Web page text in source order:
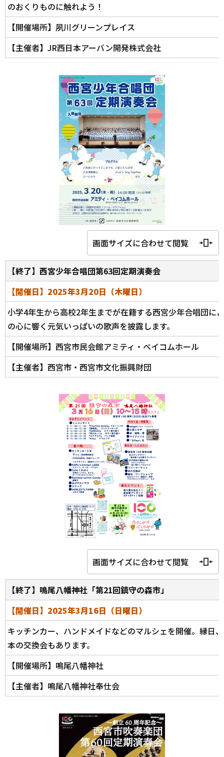
のおくりものに触れよう！
【開催場所】夙川グリーンプレイス
【主催者】JR西日本アーバン開発株式会社
画面サイズに合わせて閲覧
【終了】西宮少年合唱団第63回定期演奏会
【開催日】2025年3月20日（木曜日）
小学4年生から高校2年生までが在籍する西宮少年合唱団に
の心に響く元気いっぱいの歌声を披露します。
【開催場所】西宮市民会館アミティ・ベイコムホール
【主催者】西宮市・西宮市文化振興財団
画面サイズに合わせて閲覧
【終了】鳴尾八幡神社「第21回鎮守の森市」
【開催日】2025年3月16日（日曜日）
キッチンカー、ハンドメイドなどのマルシェを開催。縁日
本の交換会もあります。
【開催場所】鳴尾八幡神社
【主催者】鳴尾八幡神社奉仕会